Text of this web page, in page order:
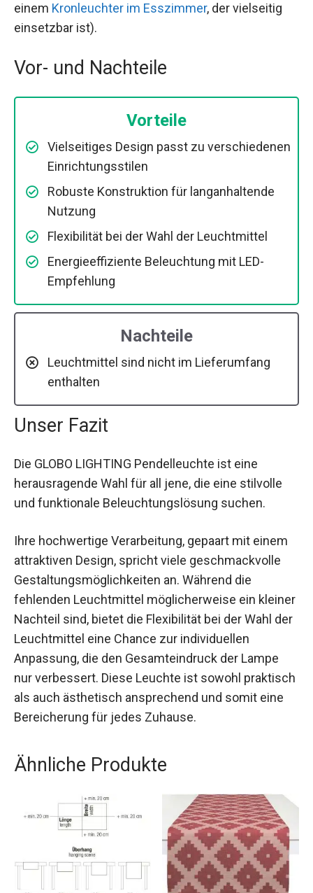
einem Kronleuchter im Esszimmer, der vielseitig
einsetzbar ist).
Vor- und Nachteile
Vorteile
Vielseitiges Design passt zu verschiedenen
Einrichtungsstilen
Robuste Konstruktion für langanhaltende
Nutzung
Flexibilität bei der Wahl der Leuchtmittel
Energieeffiziente Beleuchtung mit LED-
Empfehlung
Nachteile
Leuchtmittel sind nicht im Lieferumfang
enthalten
Unser Fazit
Die GLOBO LIGHTING Pendelleuchte ist eine
herausragende Wahl für all jene, die eine stilvolle
und funktionale Beleuchtungslösung suchen.
Ihre hochwertige Verarbeitung, gepaart mit einem
attraktiven Design, spricht viele geschmackvolle
Gestaltungsmöglichkeiten an. Während die
fehlenden Leuchtmittel möglicherweise ein kleiner
Nachteil sind, bietet die Flexibilität bei der Wahl der
Leuchtmittel eine Chance zur individuellen
Anpassung, die den Gesamteindruck der Lampe
nur verbessert. Diese Leuchte ist sowohl praktisch
als auch ästhetisch ansprechend und somit eine
Bereicherung für jedes Zuhause.
Ähnliche Produkte